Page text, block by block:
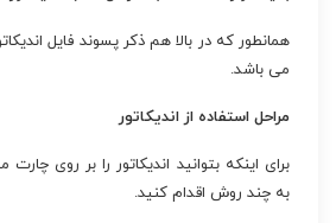
همانطور که در بالا هم ذکر پسوند فایل اندیکاتور
می باشد.
مراحل استفاده از اندیکاتور
برای اینکه بتوانید اندیکاتور را بر روی
به چند روش اقدام کنید.